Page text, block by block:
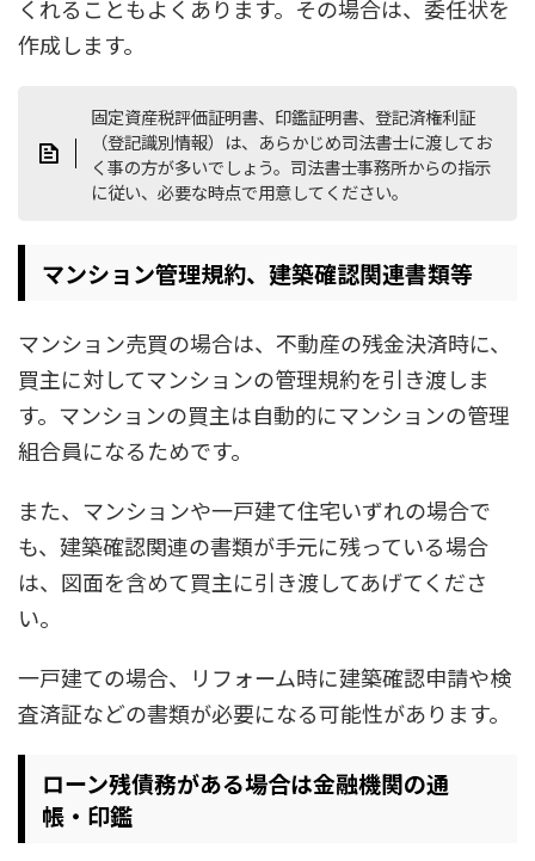
くれることもよくあります。その場合は、委任状を
作成します。
固定資産税評価証明書、印鑑証明書、登記済権利証
（登記識別情報）は、あらかじめ司法書士に渡してお
く事の方が多いでしょう。司法書士事務所からの指示
に従い、必要な時点で用意してください。
マンション管理規約、建築確認関連書類等
マンション売買の場合は、不動産の残金決済時に、
買主に対してマンションの管理規約を引き渡しま
す。マンションの買主は自動的にマンションの管理
組合員になるためです。
また、マンションや一戸建て住宅いずれの場合で
も、建築確認関連の書類が手元に残っている場合
は、図面を含めて買主に引き渡してあげてくださ
い。
一戸建ての場合、リフォーム時に建築確認申請や検
査済証などの書類が必要になる可能性があります。
ローン残債務がある場合は金融機関の通
帳・印鑑